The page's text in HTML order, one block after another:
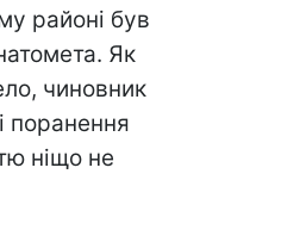
районі був
Як
чиновник
поранення
ніщо не